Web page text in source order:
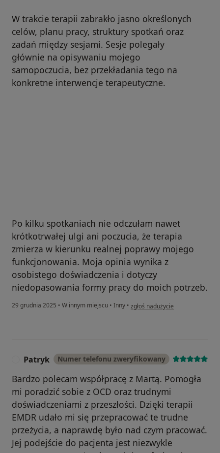
XI 2010 Profilaktyka w szkole – FAS i ADHD (Centrum
Rozwiązywania Problemów Społecznych w
Warszawie).
V 2010 Bajkoterapia (Centrum Szkoleniowe Klanza w
Lublinie).
XI 2009 Dziecko niepełnosprawne w szkole masowej
(Stowarzyszenie Pomocy Dzieciom i Młodzieży
Niepełnosprawnej Słoneczko w Lublinie).
X 2008 Wzmocnienie potencjału kadr pomocy i
integracji społecznej (Regionalny Ośrodek Polityki
Społecznej w Lublinie.
(Stowarzyszenie Jestem w Lublinie).
X 2006 Przemoc w rodzinie i sposoby jej
ofiarami i sprawcami przemocy domowej (Lubelski
Ośrodek Psychoprofilaktyki i Terapii).
W trakcie terapii zabrakło jasno określonych
celów, planu pracy, struktury spotkań oraz
zadań między sesjami. Sesje polegały
głównie na opisywaniu mojego
samopoczucia, bez przekładania tego na
konkretne interwencje terapeutyczne.
Po kilku spotkaniach nie odczułam nawet
krótkotrwałej ulgi ani poczucia, że terapia
zmierza w kierunku realnej poprawy mojego
funkcjonowania. Moja opinia wynika z
osobistego doświadczenia i dotyczy
niedopasowania formy pracy do moich potrzeb.
29 grudnia 2025 • W innym miejscu • Inny • w opinii użytkownika Magda
zgłoś nadużycie
Patryk Numer telefonu zweryfikowany
Bardzo polecam współpracę z Martą. Pomogła
mi poradzić sobie z OCD oraz trudnymi
doświadczeniami z przeszłości. Dzięki terapii
EMDR udało mi się przepracować te trudne
przeżycia, a naprawdę było nad czym pracować.
Jej podejście do pacjenta jest niezwykle